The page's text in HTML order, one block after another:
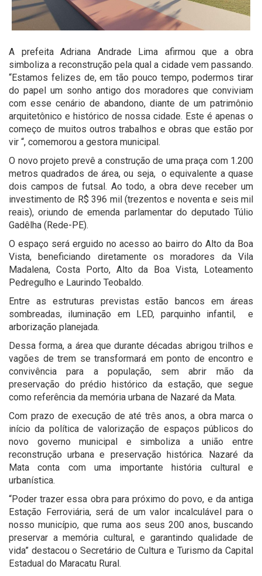
A prefeita Adriana Andrade Lima afirmou que a obra
simboliza a reconstrução pela qual a cidade vem passando.
“Estamos felizes de, em tão pouco tempo, podermos tirar
do papel um sonho antigo dos moradores que conviviam
com esse cenário de abandono, diante de um patrimônio
arquitetônico e histórico de nossa cidade. Este é apenas o
começo de muitos outros trabalhos e obras que estão por
vir “, comemorou a gestora municipal.
O novo projeto prevê a construção de uma praça com 1.200
metros quadrados de área, ou seja, o equivalente a quase
dois campos de futsal. Ao todo, a obra deve receber um
investimento de R$ 396 mil (trezentos e noventa e seis mil
reais), oriundo de emenda parlamentar do deputado Túlio
Gadêlha (Rede-PE).
O espaço será erguido no acesso ao bairro do Alto da Boa
Vista, beneficiando diretamente os moradores da Vila
Madalena, Costa Porto, Alto da Boa Vista, Loteamento
Pedregulho e Laurindo Teobaldo.
Entre as estruturas previstas estão bancos em áreas
sombreadas, iluminação em LED, parquinho infantil, e
arborização planejada.
Dessa forma, a área que durante décadas abrigou trilhos e
vagões de trem se transformará em ponto de encontro e
convivência para a população, sem abrir mão da
preservação do prédio histórico da estação, que segue
como referência da memória urbana de Nazaré da Mata.
Com prazo de execução de até três anos, a obra marca o
início da política de valorização de espaços públicos do
novo governo municipal e simboliza a união entre
reconstrução urbana e preservação histórica. Nazaré da
Mata conta com uma importante história cultural e
urbanística.
“Poder trazer essa obra para próximo do povo, e da antiga
Estação Ferroviária, será de um valor incalculável para o
nosso município, que ruma aos seus 200 anos, buscando
preservar a memória cultural, e garantindo qualidade de
vida” destacou o Secretário de Cultura e Turismo da Capital
Estadual do Maracatu Rural.